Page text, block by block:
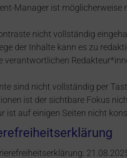
Manager ist
nicht vollständig
der Inhalte kann es zu
verantwortlichen
sind nicht vollständig per
ist der sichtbare Fokus
ist auf einigen Seiten nicht